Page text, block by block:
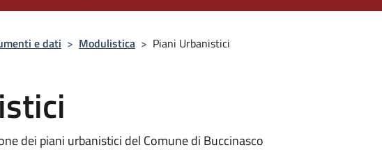
e dati > Modulistica > Piani Urbanistici
dei piani urbanistici del Comune di Buccinasco